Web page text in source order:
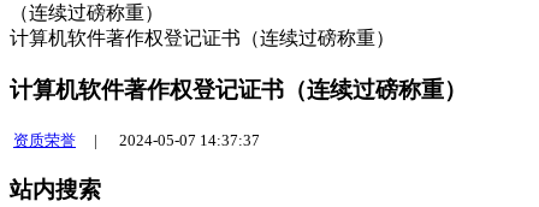
（连续过磅称重）
计算机软件著作权登记证书（连续过磅称重）
计算机软件著作权登记证书（连续过磅称重）
资质荣誉 | 2024-05-07 14:37:37
站内搜索